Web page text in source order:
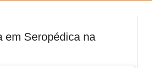
em Seropédica na